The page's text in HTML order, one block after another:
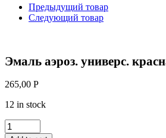
quantityПредыдущий товар
Следующий товар
Эмаль аэроз. универс.
265,00 Р
12 in stock
Эмаль
аэроз.